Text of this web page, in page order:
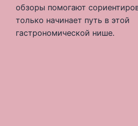
обзоры помогают
только начинает путь в этой
гастрономической нише.